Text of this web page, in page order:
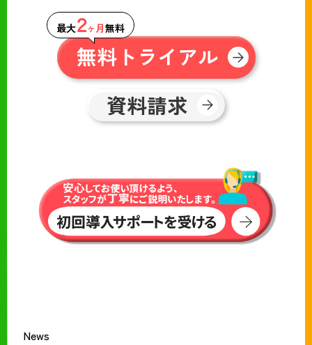
最大２ヶ月無料
無料トライアル
資料請求
News